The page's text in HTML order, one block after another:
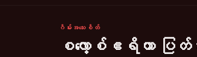
ဂိမ်းအသေးစိတ်
စလော့စ်ဧရိယာ ပ